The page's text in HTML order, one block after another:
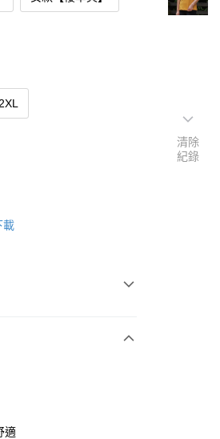
2XL
載
適
清除
紀錄